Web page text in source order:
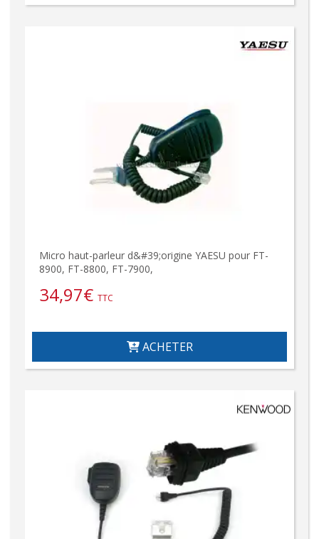
Micro haut-parleur d&#39;origine YAESU pour FT-
8900, FT-8800, FT-7900,
34,97€ TTC
ACHETER